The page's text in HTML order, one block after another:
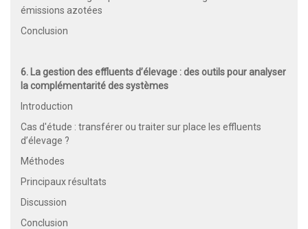
émissions azotées
Conclusion
6. La gestion des effluents d’élevage : des outils pour analyser
la complémentarité des systèmes
Introduction
Cas d'étude : transférer ou traiter sur place les effluents
d’élevage ?
Méthodes
Principaux résultats
Discussion
Conclusion